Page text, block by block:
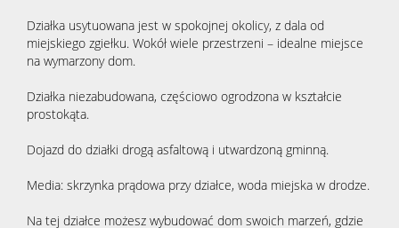
Działka usytuowana jest w spokojnej okolicy, z dala od
miejskiego zgiełku. Wokół wiele przestrzeni – idealne miejsce
na wymarzony dom.
Działka niezabudowana, częściowo ogrodzona w kształcie
prostokąta.
Dojazd do działki drogą asfaltową i utwardzoną gminną.
Media: skrzynka prądowa przy działce, woda miejska w drodze.
Na tej działce możesz wybudować dom swoich marzeń, gdzie